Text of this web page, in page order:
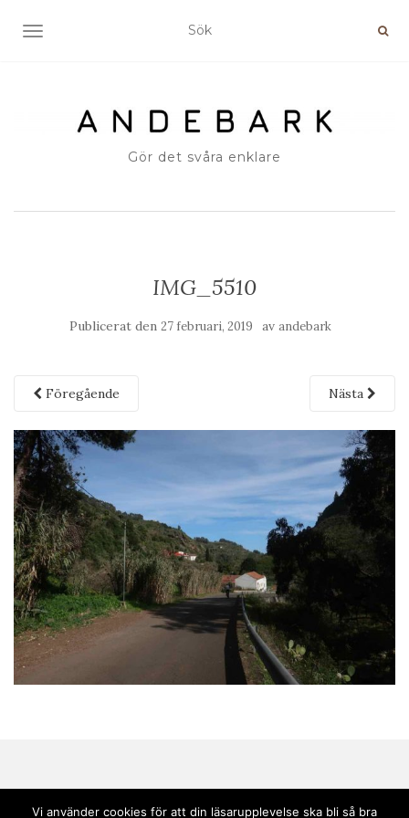
SLÅ PÅ/AV NAVIGERING
Gör det svåra enklare
IMG_5510
Publicerat den 27 februari, 2019 av andebark
Föregående Nästa
Vi använder cookies för att din läsarupplevelse ska bli så bra